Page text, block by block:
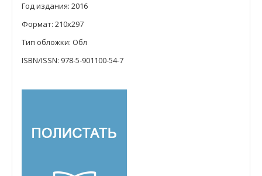
Год издания: 2016
Формат: 210x297
Тип обложки: Обл
ISBN/ISSN: 978-5-901100-54-7